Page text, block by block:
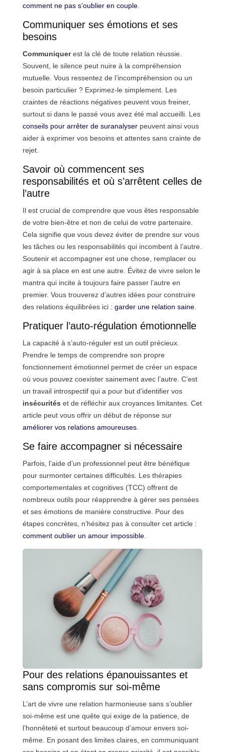
comment ne pas s’oublier en couple.
Communiquer ses émotions et ses
besoins
Communiquerest la clé de toute relation réussie.
Souvent, le silence peut nuire à la compréhension
mutuelle. Vous ressentez de l’incompréhension ou un
besoin particulier ? Exprimez-le simplement. Les
craintes de réactions négatives peuvent vous freiner,
surtout si dans le passé vous avez été mal accueilli. Les
conseils pour arrêter de suranalyserpeuvent ainsi vous
aider à exprimer vos besoins et attentes sans crainte de
rejet.
Savoir où commencent ses
responsabilités et où s’arrêtent celles de
l’autre
Il est crucial de comprendre que vous êtes responsable
de votre bien-être et non de celui de votre partenaire.
Cela signifie que vous devez éviter de prendre sur vous
les tâches ou les responsabilités qui incombent à l’autre.
Soutenir et accompagner est une chose, remplacer ou
agir à sa place en est une autre. Évitez de vivre selon le
mantra qui incite à toujours faire passer l’autre en
premier. Vous trouverez d’autres idées pour construire
des relations équilibrées ici : garder une relation saine.
Pratiquer l’auto-régulation émotionnelle
La capacité à s’auto-réguler est un outil précieux.
Prendre le temps de comprendre son propre
fonctionnement émotionnel permet de créer un espace
où vous pouvez coexister sainement avec l’autre. C’est
un travail introspectif qui a pour but d’identifier vos
insécurités et de réfléchir aux croyances limitantes. Cet
article peut vous offrir un début de réponse sur
améliorer vos relations amoureuses.
Se faire accompagner si nécessaire
Parfois, l’aide d’un professionnel peut être bénéfique
pour surmonter certaines difficultés. Les thérapies
comportementales et cognitives (TCC) offrent de
nombreux outils pour réapprendre à gérer ses pensées
et ses émotions de manière constructive. Pour des
étapes concrètes, n’hésitez pas à consulter cet article :
comment oublier un amour impossible.
Pour des relations épanouissantes et
sans compromis sur soi-même
L’art de vivre une relation harmonieuse sans s’oublier
soi-même est une quête qui exige de la patience, de
l’honnêteté et surtout beaucoup d’amour envers soi-
même. En posant des limites claires, en communiquant